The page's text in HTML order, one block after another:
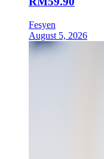
Fesyen
August 5, 2026